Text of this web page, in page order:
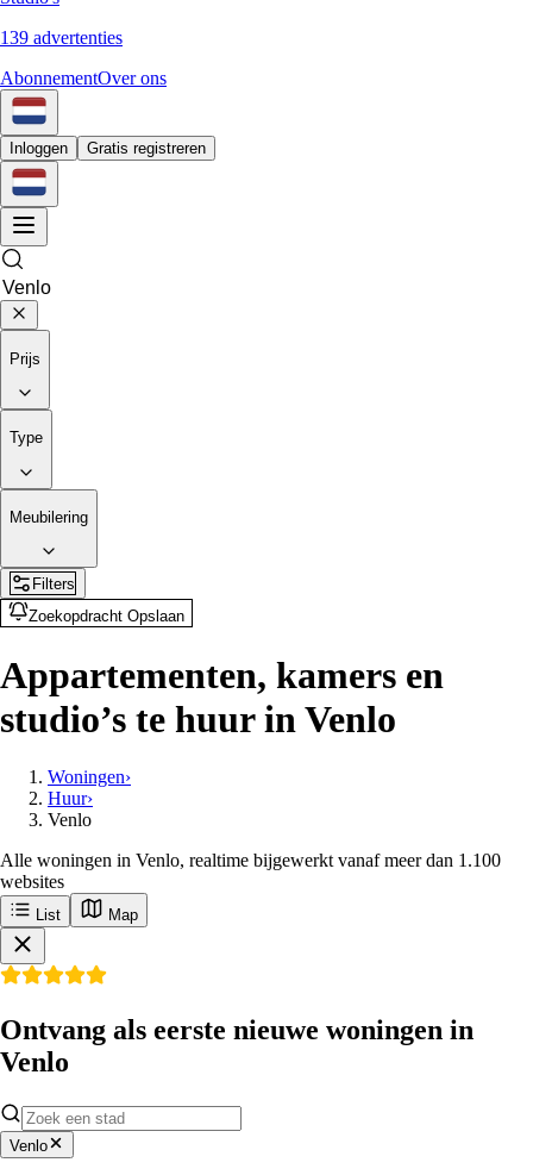
139 advertenties
AbonnementOver ons
Inloggen Gratis registreren
Prijs
Type
Meubilering
Filters
Zoekopdracht Opslaan
Appartementen, kamers en
studio’s te huur in Venlo
Woningen›
Huur›
Venlo
Alle woningen in Venlo, realtime bijgewerkt vanaf meer dan 1.100
websites
List Map
Ontvang als eerste nieuwe woningen in
Venlo
Venlo